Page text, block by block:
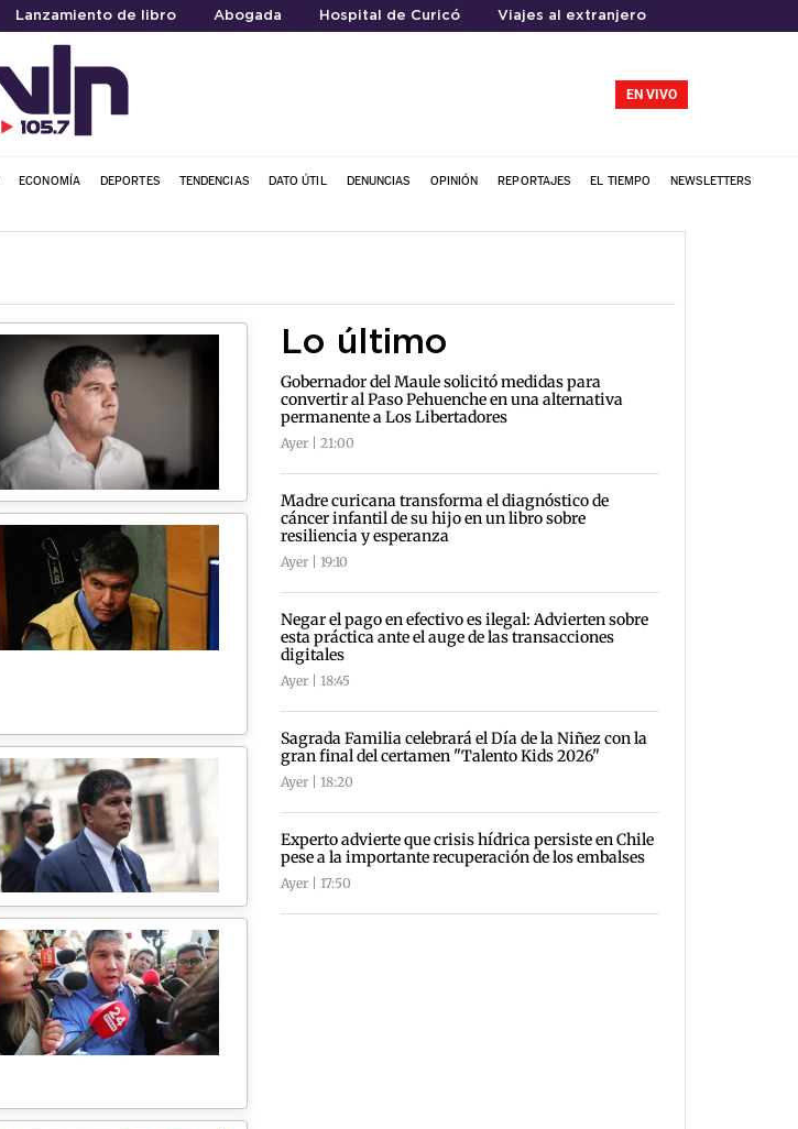
Lanzamiento de libro Abogada Hospital de Curicó Viajes al extranjero
EN VIVO
ECONOMÍA DEPORTES TENDENCIAS DATO ÚTIL DENUNCIAS OPINIÓN REPORTAJES EL TIEMPO NEWSLETTERS
Lo último
Gobernador del Maule solicitó medidas para
convertir al Paso Pehuenche en una alternativa
permanente a Los Libertadores
Ayer | 21:00
Madre curicana transforma el diagnóstico de
cáncer infantil de su hijo en un libro sobre
resiliencia y esperanza
Ayer | 19:10
Negar el pago en efectivo es ilegal: Advierten sobre
esta práctica ante el auge de las transacciones
digitales
Ayer | 18:45
Sagrada Familia celebrará el Día de la Niñez con la
gran final del certamen "Talento Kids 2026"
Ayer | 18:20
Experto advierte que crisis hídrica persiste en Chile
pese a la importante recuperación de los embalses
Ayer | 17:50